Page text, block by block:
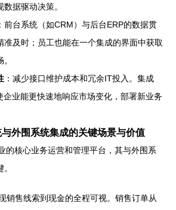
据驱动决策。
：前台系统（如CRM）与后台ERP的数据贯
准及时；员工也能在一个集成的界面中获取
：减少接口维护成本和冗余IT投入。集成
企业能更快速地响应市场变化，部署新业务
外围系统集成的关键场景与价值
的核心业务运营和管理平台，其与外围系
销售线索到现金的全程可视。销售订单从